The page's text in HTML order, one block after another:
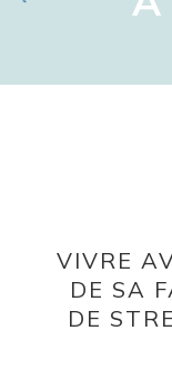
VIVRE
DE SA
DE